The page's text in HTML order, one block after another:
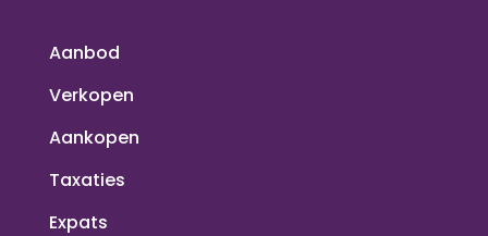
Aanbod
Verkopen
Aankopen
Taxaties
Expats